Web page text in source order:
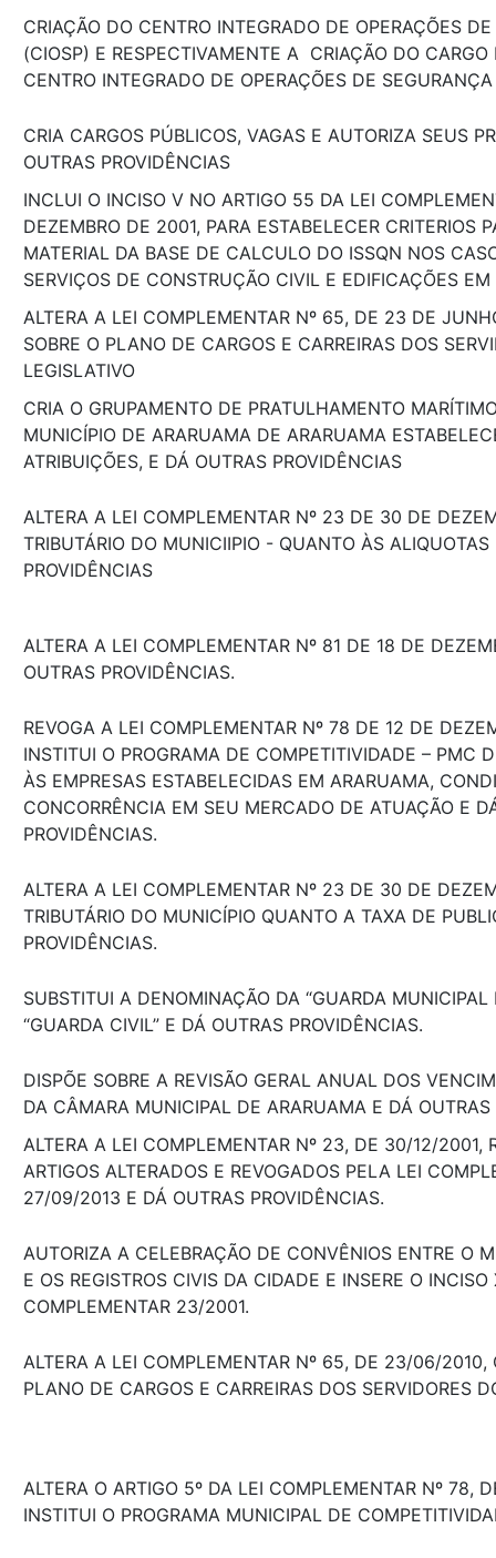
CRIAÇÃO DO CENTRO INTEGRADO DE OPERAÇÕES
(CIOSP) E RESPECTIVAMENTE A CRIAÇÃO DO
CENTRO INTEGRADO DE OPERAÇÕES DE
CRIA CARGOS PÚBLICOS, VAGAS E AUTORIZA SEUS
OUTRAS PROVIDÊNCIAS
INCLUI O INCISO V NO ARTIGO 55 DA LEI
DEZEMBRO DE 2001, PARA ESTABELECER CRITERIOS
MATERIAL DA BASE DE CALCULO DO ISSQN NOS
SERVIÇOS DE CONSTRUÇÃO CIVIL E EDIFICAÇÕES EM
ALTERA A LEI COMPLEMENTAR Nº 65, DE 23 DE
SOBRE O PLANO DE CARGOS E CARREIRAS DOS
LEGISLATIVO
CRIA O GRUPAMENTO DE PRATULHAMENTO
MUNICÍPIO DE ARARUAMA DE ARARUAMA
ATRIBUIÇÕES, E DÁ OUTRAS PROVIDÊNCIAS
ALTERA A LEI COMPLEMENTAR Nº 23 DE 30 DE
TRIBUTÁRIO DO MUNICIIPIO - QUANTO ÀS
PROVIDÊNCIAS
ALTERA A LEI COMPLEMENTAR Nº 81 DE 18 DE
OUTRAS PROVIDÊNCIAS.
REVOGA A LEI COMPLEMENTAR Nº 78 DE 12 DE
INSTITUI O PROGRAMA DE COMPETITIVIDADE – PMC
ÀS EMPRESAS ESTABELECIDAS EM ARARUAMA,
CONCORRÊNCIA EM SEU MERCADO DE ATUAÇÃO E
PROVIDÊNCIAS.
ALTERA A LEI COMPLEMENTAR Nº 23 DE 30 DE
TRIBUTÁRIO DO MUNICÍPIO QUANTO A TAXA DE
PROVIDÊNCIAS.
SUBSTITUI A DENOMINAÇÃO DA “GUARDA MUNICIPAL
“GUARDA CIVIL” E DÁ OUTRAS PROVIDÊNCIAS.
DISPÕE SOBRE A REVISÃO GERAL ANUAL DOS
DA CÂMARA MUNICIPAL DE ARARUAMA E DÁ OUTRAS
ALTERA A LEI COMPLEMENTAR Nº 23, DE 30/12/2001,
ARTIGOS ALTERADOS E REVOGADOS PELA LEI
27/09/2013 E DÁ OUTRAS PROVIDÊNCIAS.
AUTORIZA A CELEBRAÇÃO DE CONVÊNIOS ENTRE O
E OS REGISTROS CIVIS DA CIDADE E INSERE O
COMPLEMENTAR 23/2001.
ALTERA A LEI COMPLEMENTAR Nº 65, DE 23/06/2010,
PLANO DE CARGOS E CARREIRAS DOS SERVIDORES
ALTERA O ARTIGO 5º DA LEI COMPLEMENTAR Nº 78,
INSTITUI O PROGRAMA MUNICIPAL DE